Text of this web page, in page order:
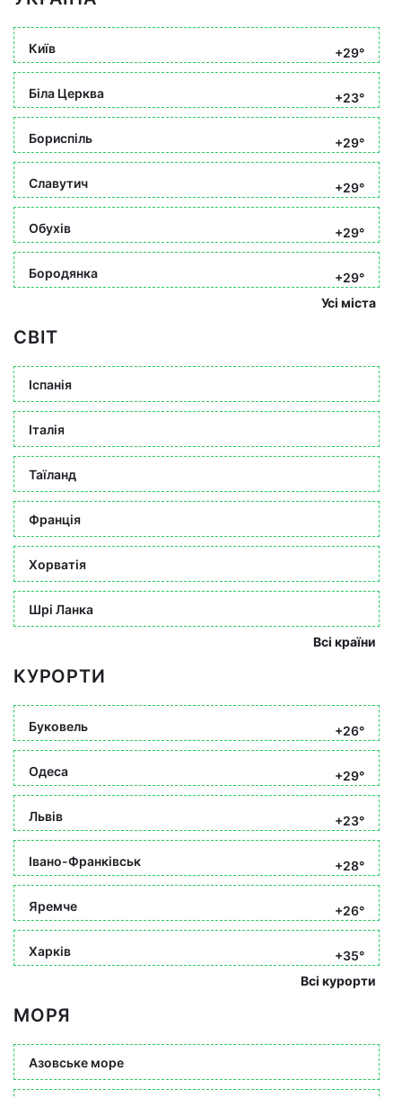
Київ +29°
Біла Церква +23°
Бориспіль +29°
Славутич +29°
Обухів +29°
Бородянка
+29°
Усі міста
СВІТ
Іспанія
Італія
Таїланд
Франція
Хорватія
Шрі Ланка
Всі країни
КУРОРТИ
Буковель +26°
Одеса +29°
Львів +23°
Івано-Франківськ +28°
Яремче +26°
Харків
+35°
Всі курорти
МОРЯ
Азовське море